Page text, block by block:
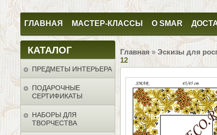
ГЛАВНАЯ МАСТЕР-КЛАССЫ О SMAR
КАТАЛОГ
ПРЕДМЕТЫ ИНТЕРЬЕРА
ПОДАРОЧНЫЕ
СЕРТИФИКАТЫ
НАБОРЫ ДЛЯ
ТВОРЧЕСТВА
Главная» Эскизы для
12